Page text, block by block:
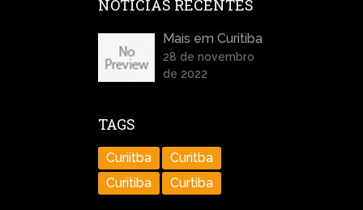
NOTÍCIAS RECENTES
Mais em Curitiba
28 de novembro
de 2022
TAGS
Curiitba
Curitba
Curitiba
Curtiba